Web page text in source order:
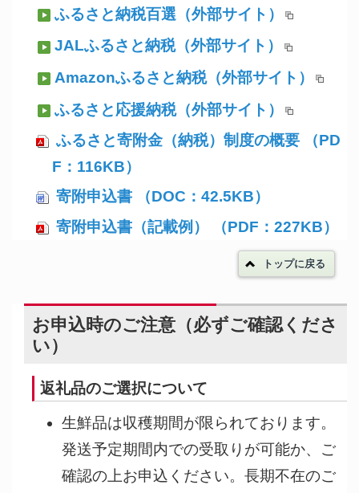
ふるさと納税百選 （外部サイト）
JALふるさと納税（外部サイト）
Amazonふるさと納税（外部サイト）
ふるさと応援納税（外部サイト）
ふるさと寄附金（納税）制度の概要 （PD
F：116KB）
寄附申込書 （DOC：42.5KB）
寄附申込書（記載例） （PDF：227KB）
トップに戻る
お申込時のご注意（必ずご確認くださ
い）
返礼品のご選択について
生鮮品は収穫期間が限られております。
発送予定期間内での受取りが可能か、ご
確認の上お申込ください。長期不在のご